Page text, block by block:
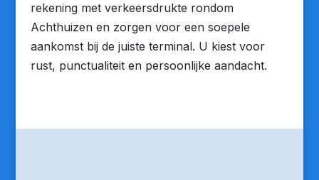
rekening met verkeersdrukte rondom
Achthuizen en zorgen voor een soepele
aankomst bij de juiste terminal. U kiest voor
rust, punctualiteit en persoonlijke aandacht.